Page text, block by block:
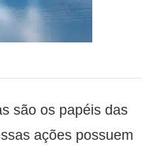
são os papéis das
ações possuem